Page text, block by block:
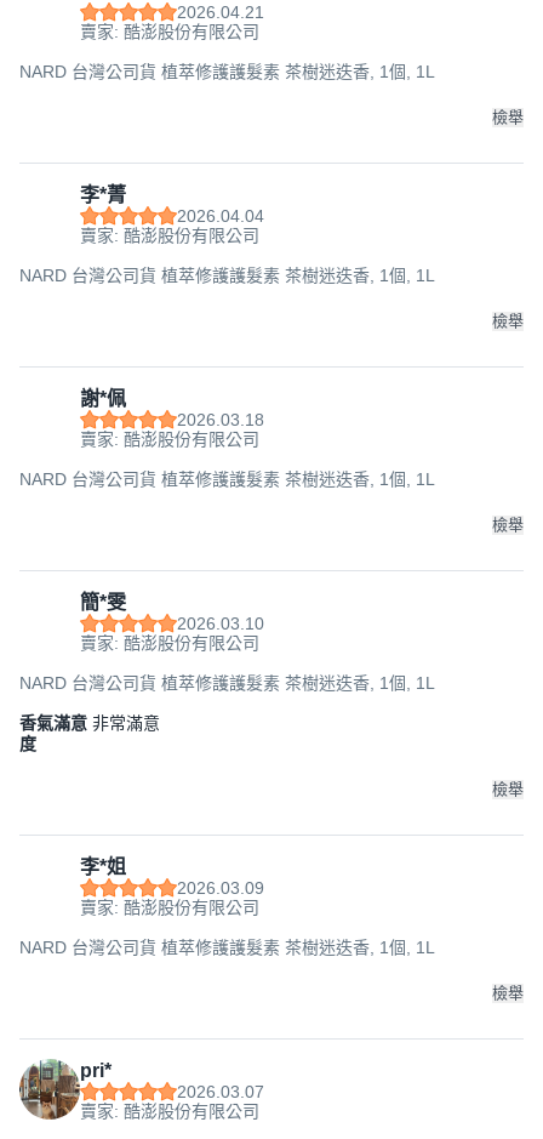
2026.04.21
賣家: 酷澎股份有限公司
NARD 台灣公司貨 植萃修護護髮素 茶樹迷迭香, 1個, 1L
檢舉
李*菁
2026.04.04
賣家: 酷澎股份有限公司
NARD 台灣公司貨 植萃修護護髮素 茶樹迷迭香, 1個, 1L
檢舉
謝*佩
2026.03.18
賣家: 酷澎股份有限公司
NARD 台灣公司貨 植萃修護護髮素 茶樹迷迭香, 1個, 1L
檢舉
簡*雯
2026.03.10
賣家: 酷澎股份有限公司
NARD 台灣公司貨 植萃修護護髮素 茶樹迷迭香, 1個, 1L
香氣滿意
度
非常滿意
檢舉
李*姐
2026.03.09
賣家: 酷澎股份有限公司
NARD 台灣公司貨 植萃修護護髮素 茶樹迷迭香, 1個, 1L
檢舉
pri*
2026.03.07
賣家: 酷澎股份有限公司